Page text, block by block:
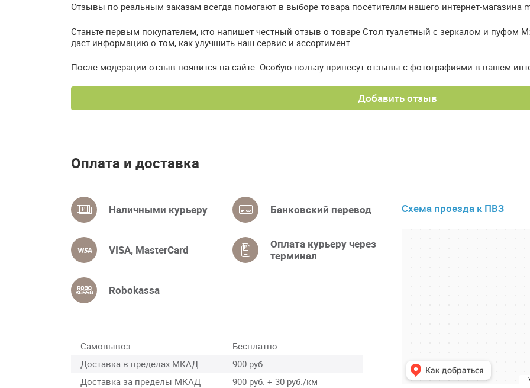
Отзывы по реальным заказам всегда помогают в выборе товара посетителям нашего интернет-магазина
Станьте первым покупателем, кто напишет честный отзыв о товаре Стол туалетный с зеркалом и пуфом
даст информацию о том, как улучшить наш сервис и ассортимент.
После модерации отзыв появится на сайте. Особую пользу принесут отзывы с фотографиями в вашем
Добавить отзыв
Оплата и доставка
Наличными курьеру Банковский перевод
VISA, MasterCard
Оплата курьеру через
терминал
Robokassa
Самовывоз
Бесплатно
Доставка в пределах МКАД
900 руб.
Доставка за пределы МКАД
900 руб. + 30 руб./км
Схема проезда к ПВЗ